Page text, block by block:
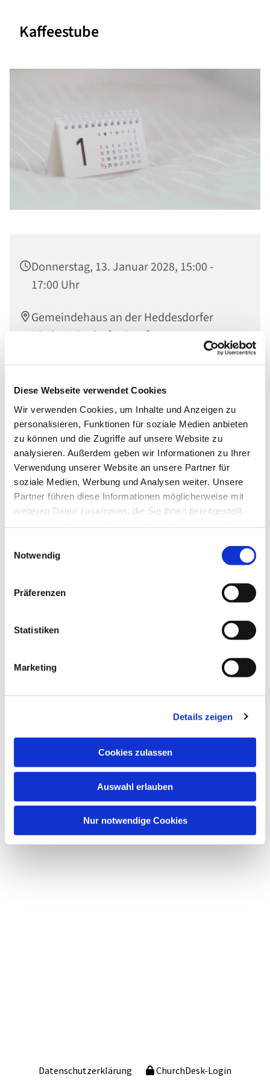
Diese Webseite verwendet Cookies
Wir verwenden Cookies, um Inhalte und Anzeigen zu
personalisieren, Funktionen für soziale Medien anbieten
zu können und die Zugriffe auf unsere Website zu
analysieren. Außerdem geben wir Informationen zu Ihrer
Verwendung unserer Website an unsere Partner für
soziale Medien, Werbung und Analysen weiter. Unsere
Partner führen diese Informationen möglicherweise mit
weiteren Daten zusammen, die Sie ihnen bereitgestellt
Notwendig
Präferenzen
Statistiken
Marketing
Details zeigen
Cookies zulassen
Auswahl erlauben
Nur notwendige Cookies
Kaffeestube
Donnerstag, 13. Januar 2028, 15:00 -
17:00 Uhr
Gemeindehaus an der Heddesdorfer
Kirche, Dierdorfer Straße 65, 56564
Dies könnte Sie auch interessieren
Datenschutzerklärung ChurchDesk-Login